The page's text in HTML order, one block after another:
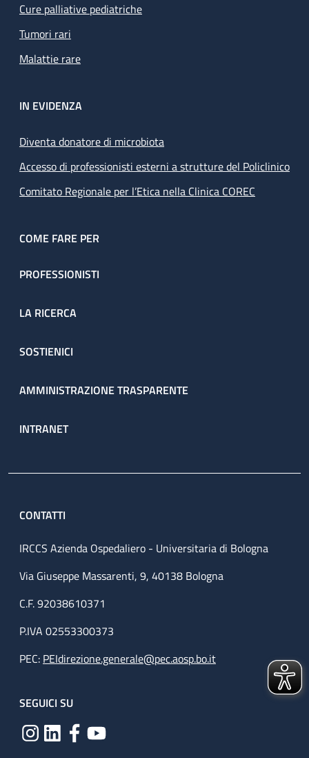
Cure palliative pediatriche
Tumori rari
Malattie rare
IN EVIDENZA
Diventa donatore di microbiota
Accesso di professionisti esterni a strutture del Policlinico
Comitato Regionale per l’Etica nella Clinica COREC
COME FARE PER
PROFESSIONISTI
LA RICERCA
SOSTIENICI
AMMINISTRAZIONE TRASPARENTE
INTRANET
CONTATTI
IRCCS Azienda Ospedaliero - Universitaria di Bologna
Via Giuseppe Massarenti, 9, 40138 Bologna
C.F. 92038610371
P.IVA 02553300373
PEC: PEIdirezione.generale@pec.aosp.bo.it
SEGUICI SU